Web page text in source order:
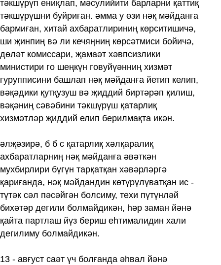
тәкшүрүп ениқлап, мәсулийити барларни қаттиқ
тәкшүрүшни буйриған. әмма у өзи нәқ мәйданға
бармиған, хитай ахбаратлириниң көрситишичә,
ши җинпиң вә ли кечяңниң көрсәтмиси бойичә,
дөләт комиссари, җамаәт хәвпсизлики
министири го шеңкүн говуйүәнниң хизмәт
гурупписини башлап нәқ мәйданға йетип келип,
вәқәдики қутқузуш вә җиддий биртәрәп қилиш,
вәқәниң сәвәбини тәкшүрүш қатарлиқ
хизмәтләр җиддий елип берилмақта икән.
әлҗәзирә, б б с қатарлиқ хәлқаралиқ
ахбаратларниң нәқ мәйданға әвәткән
мухбирлири бүгүн тарқатқан хәвәрләргә
қариғанда, нәқ мәйдандин көтүрүлүватқан ис -
түтәк сәл пәсәйгән болсиму, техи пүтүнләй
бихәтәр дегили болмайдикән, һәр заман йәнә
қайта партлаш йүз бериш еһтималидин хали
дегилиму болмайдикән.
13 - авғуст саәт үч болғанда әһвал йәнә